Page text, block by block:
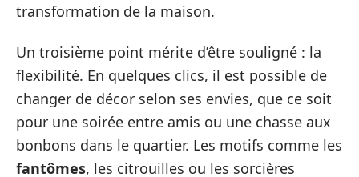
transformation de la maison.
Un troisième point mérite d’être souligné : la
flexibilité. En quelques clics, il est possible de
changer de décor selon ses envies, que ce soit
pour une soirée entre amis ou une chasse aux
bonbons dans le quartier. Les motifs comme les
fantômes, les citrouilles ou les sorcières